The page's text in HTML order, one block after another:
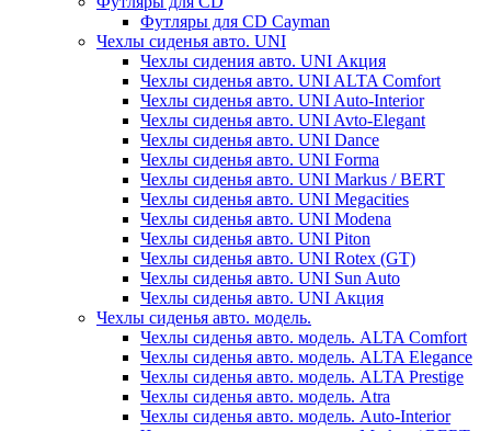
Футляры для CD Cayman
Чехлы сиденья авто. UNI
Чехлы сидения авто. UNI Акция
Чехлы сиденья авто. UNI ALTA Comfort
Чехлы сиденья авто. UNI Auto-Interior
Чехлы сиденья авто. UNI Avto-Elegant
Чехлы сиденья авто. UNI Dance
Чехлы сиденья авто. UNI Forma
Чехлы сиденья авто. UNI Markus / BERT
Чехлы сиденья авто. UNI Megacities
Чехлы сиденья авто. UNI Modena
Чехлы сиденья авто. UNI Piton
Чехлы сиденья авто. UNI Rotex (GT)
Чехлы сиденья авто. UNI Sun Auto
Чехлы сиденья авто. UNI Акция
Чехлы сиденья авто. модель.
Чехлы сиденья авто. модель. ALTA Comfort
Чехлы сиденья авто. модель. ALTA Elegance
Чехлы сиденья авто. модель. ALTA Prestige
Чехлы сиденья авто. модель. Atra
Чехлы сиденья авто. модель. Auto-Interior